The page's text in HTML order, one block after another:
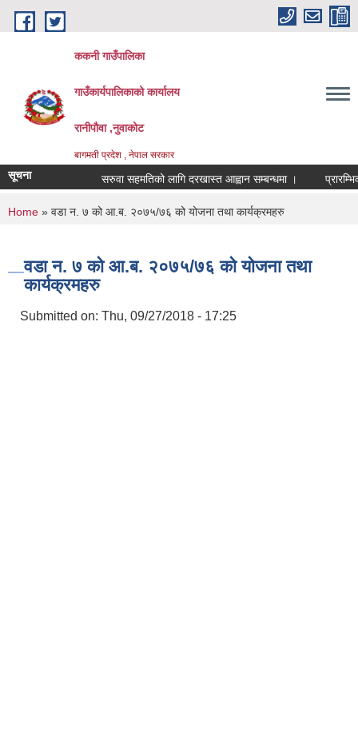
Skip to main content
ककनी गाउँपालिका
गाउँकार्यपालिकाको कार्यालय
रानीपौवा ,नुवाकोट
बागमती प्रदेश , नेपाल सरकार
सूचना सरुवा सहमतिको लागि दरखास्त आह्वान सम्बन्धमा । प्रारम्भिक
You are here
Home » वडा न. ७ को आ.ब. २०७५/७६ को योजना तथा कार्यक्रमहरु
वडा न. ७ को आ.ब. २०७५/७६ को योजना तथा
कार्यक्रमहरु
Submitted on: Thu, 09/27/2018 - 17:25